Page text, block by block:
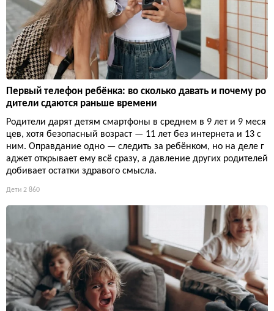
Первый телефон ребёнка: во сколько давать и почему ро
дители сдаются раньше времени
Родители дарят детям смартфоны в среднем в 9 лет и 9 меся
цев, хотя безопасный возраст — 11 лет без интернета и 13 с
ним. Оправдание одно — следить за ребёнком, но на деле г
аджет открывает ему всё сразу, а давление других родителей
добивает остатки здравого смысла.
Дети 2 860